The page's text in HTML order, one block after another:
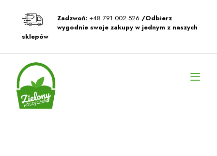
Zadzwoń: +48 791 002 526 /Odbierz
wygodnie swoje zakupy w jednym z naszych
sklepów